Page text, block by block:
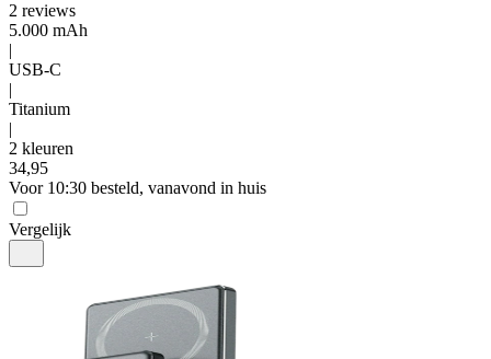
2 reviews
5.000 mAh
|
USB-C
|
Titanium
|
2 kleuren
34,95
Voor 10:30 besteld, vanavond in huis
Vergelijk